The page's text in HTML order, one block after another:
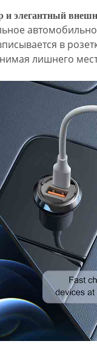
и элегантный
в
лишнего